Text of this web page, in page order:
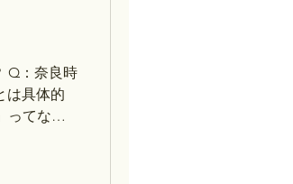
一『応仁
軽装の
道賢の
ます。ま
流入
Q：奈良時
は具体的
ってな